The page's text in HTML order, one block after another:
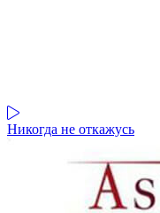
Никогда не откажусь